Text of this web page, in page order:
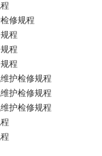
修规程
程
程
程
护检修规程
护检修规程
护检修规程